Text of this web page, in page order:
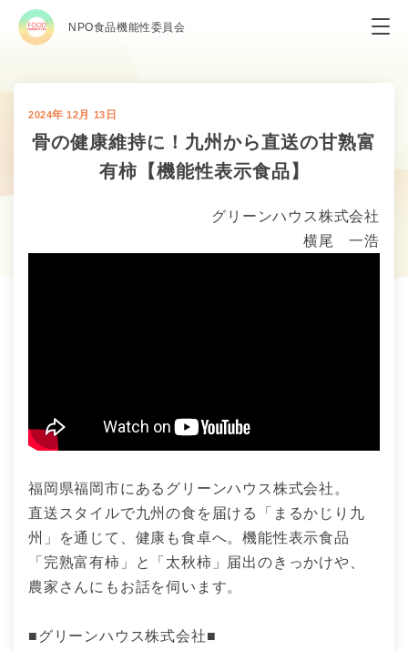
NPO食品機能性委員会
2024年 12月 13 日
骨の健康維持に！九州から直送の甘熟富
有柿【機能性表示食品】
グリーンハウス株式会社
横尾 一浩
福岡県福岡市にあるグリーンハウス株式会社。
直送スタイルで九州の食を届ける「まるかじり九
州」を通じて、健康も食卓へ。機能性表示食品
「完熟富有柿」と「太秋柿」届出のきっかけや、
農家さんにもお話を伺います。
■グリーンハウス株式会社■